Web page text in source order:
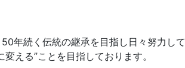
年続く伝統の継承を目指し日々努力し
変える”ことを目指しております。